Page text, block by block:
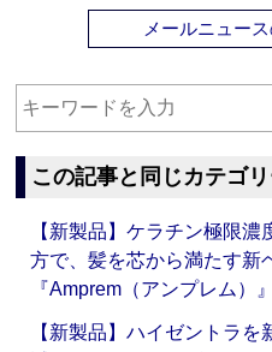
メールニュー
この記事と同じカテゴ
【新製品】ケラチン極限
方で、髪を芯から満たす新
『Amprem（アンプレム
【新製品】ハイゼントラを